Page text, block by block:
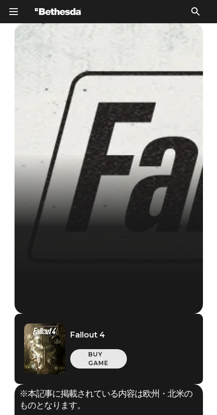
Fallout 4
BUY
GAME
※本記事に掲載されている内容は欧州・北米の
ものとなります。